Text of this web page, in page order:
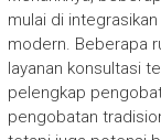
mulai di
modern. Beberapa
layanan konsultasi
pelengkap
pengobatan